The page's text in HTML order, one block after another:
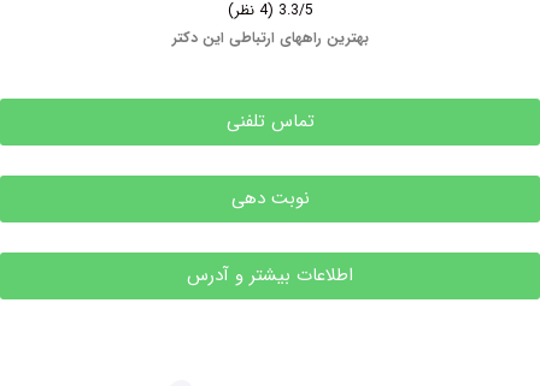
بهترین راههای ارتباطی این دکتر
تماس تلفنی
نوبت دهی
اطلاعات بیشتر و آدرس